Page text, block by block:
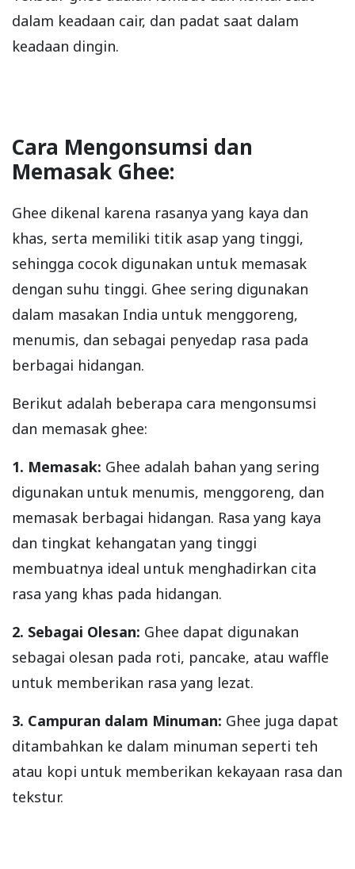
dalam keadaan cair, dan padat saat dalam
keadaan dingin.
Cara Mengonsumsi dan
Memasak Ghee:
Ghee dikenal karena rasanya yang kaya dan
khas, serta memiliki titik asap yang tinggi,
sehingga cocok digunakan untuk memasak
dengan suhu tinggi. Ghee sering digunakan
dalam masakan India untuk menggoreng,
menumis, dan sebagai penyedap rasa pada
berbagai hidangan.
Berikut adalah beberapa cara mengonsumsi
dan memasak ghee:
1. Memasak: Ghee adalah bahan yang sering
digunakan untuk menumis, menggoreng, dan
memasak berbagai hidangan. Rasa yang kaya
dan tingkat kehangatan yang tinggi
membuatnya ideal untuk menghadirkan cita
rasa yang khas pada hidangan.
2. Sebagai Olesan: Ghee dapat digunakan
sebagai olesan pada roti, pancake, atau waffle
untuk memberikan rasa yang lezat.
3. Campuran dalam Minuman: Ghee juga dapat
ditambahkan ke dalam minuman seperti teh
atau kopi untuk memberikan kekayaan rasa dan
tekstur.